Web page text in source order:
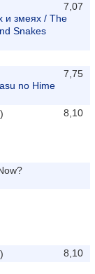
7,07
и змеях / The
Snakes
7,75
no Hime
8,10
8,10